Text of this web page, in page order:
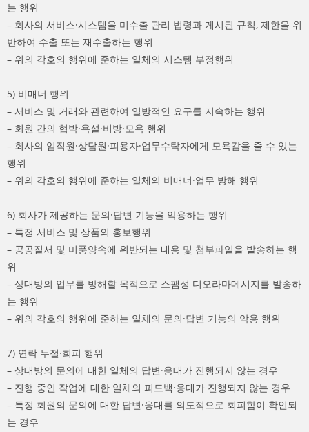
는 행위
– 회사의 서비스·시스템을 미수출 관리 법령과 게시된 규칙, 제한을 위
반하여 수출 또는 재수출하는 행위
– 위의 각호의 행위에 준하는 일체의 시스템 부정행위
5) 비매너 행위
– 서비스 및 거래와 관련하여 일방적인 요구를 지속하는 행위
– 회원 간의 협박·욕설·비방·모욕 행위
– 회사의 임직원·상담원·피용자·업무수탁자에게 모욕감을 줄 수 있는
행위
– 위의 각호의 행위에 준하는 일체의 비매너·업무 방해 행위
6) 회사가 제공하는 문의·답변 기능을 악용하는 행위
– 특정 서비스 및 상품의 홍보행위
– 공공질서 및 미풍양속에 위반되는 내용 및 첨부파일을 발송하는 행
위
– 상대방의 업무를 방해할 목적으로 스팸성 디오라마메시지를 발송하
는 행위
– 위의 각호의 행위에 준하는 일체의 문의·답변 기능의 악용 행위
7) 연락 두절·회피 행위
– 상대방의 문의에 대한 일체의 답변·응대가 진행되지 않는 경우
– 진행 중인 작업에 대한 일체의 피드백·응대가 진행되지 않는 경우
– 특정 회원의 문의에 대한 답변·응대를 의도적으로 회피함이 확인되
는 경우